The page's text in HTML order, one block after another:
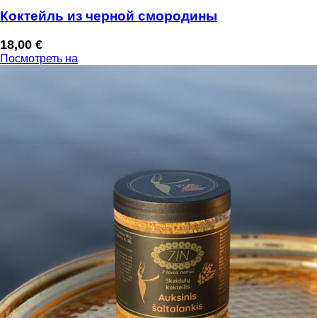
Коктейль из черной смородины
18,00 €
Посмотреть на